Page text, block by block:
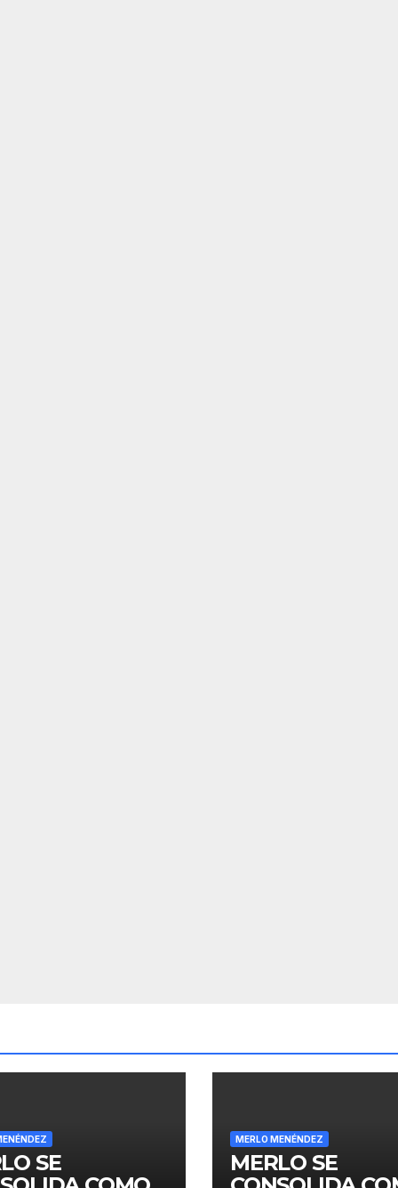
SE
MERLO MENÉNDEZ
MERLO SE